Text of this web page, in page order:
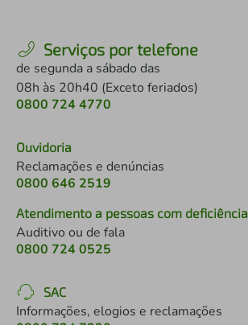
Serviços por telefone
de segunda a sábado das
08h às 20h40 (Exceto feriados)
0800 724 4770
Ouvidoria
Reclamações e denúncias
0800 646 2519
Atendimento a pessoas com deficiência
Auditivo ou de fala
0800 724 0525
SAC
Informações, elogios e reclamações